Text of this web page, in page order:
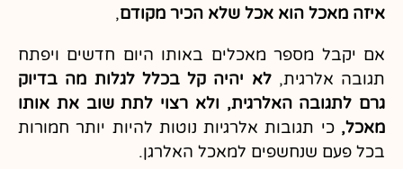
איזה מאכל הוא אכל שלא הכיר מקודם,
אם יקבל מספר מאכלים באותו היום חדשים ויפתח
תגובה אלרגית, לא יהיה קל בכלל לגלות מה בדיוק
גרם לתגובה האלרגית, ולא רצוי לתת שוב את אותו
מאכל, כי תגובות אלרגיות נוטות להיות יותר חמורות
בכל פעם שנחשפים למאכל האלרגן.